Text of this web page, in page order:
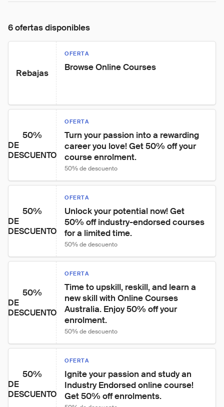
6 ofertas disponibles
Rebajas
OFERTA
Browse Online Courses
50%
DE
DESCUENTO
OFERTA
Turn your passion into a rewarding
career you love! Get 50% off your
course enrolment.
50% de descuento
50%
DE
DESCUENTO
OFERTA
Unlock your potential now! Get
50% off industry-endorsed courses
for a limited time.
50% de descuento
50%
DE
DESCUENTO
OFERTA
Time to upskill, reskill, and learn a
new skill with Online Courses
Australia. Enjoy 50% off your
enrolment.
50% de descuento
50%
DE
DESCUENTO
OFERTA
Ignite your passion and study an
Industry Endorsed online course!
Get 50% off enrolments.